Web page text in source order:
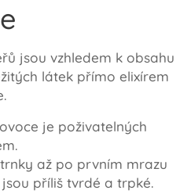
jsou vzhledem k obsahu
látek přímo elixírem
je poživatelných
až po prvním mrazu
příliš tvrdé a trpké.